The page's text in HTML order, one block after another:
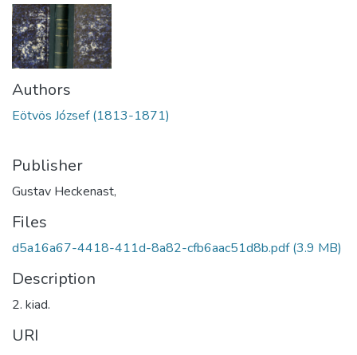
Authors
Eötvös József (1813-1871)
Publisher
Gustav Heckenast,
Files
d5a16a67-4418-411d-8a82-cfb6aac51d8b.pdf(3.9 MB)
Description
2. kiad.
URI